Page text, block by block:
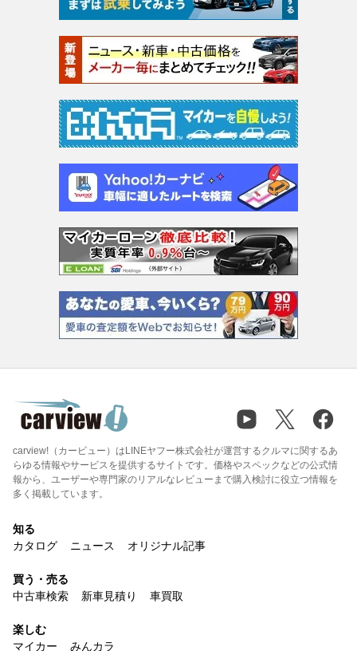
carview!（カービュー）はLINEヤフー株式会社が運営するクルマに関するあ
らゆる情報やサービスを提供するサイトです。価格やスペックなどの公式情
報から、ユーザーや専門家のリアルなレビューまで購入検討に役立つ情報を
多く掲載しています。
知る
カタログ
ニュース オリジナル記事
買う・売る
中古車検索
新車見積り 車買取
楽しむ
マイカー
みんカラ